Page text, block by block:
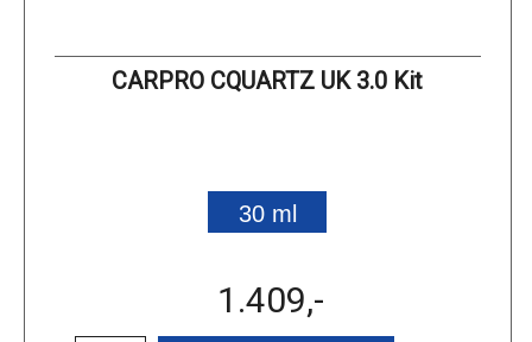
CARPRO CQUARTZ UK 3.0 Kit
30 ml
1.409,-